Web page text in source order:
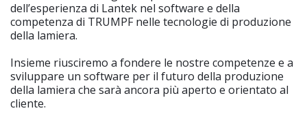
dell’esperienza di Lantek nel software e della
competenza di TRUMPF nelle tecnologie di produzione
della lamiera.
Insieme riusciremo a fondere le nostre competenze e a
sviluppare un software per il futuro della produzione
della lamiera che sarà ancora più aperto e orientato al
cliente.